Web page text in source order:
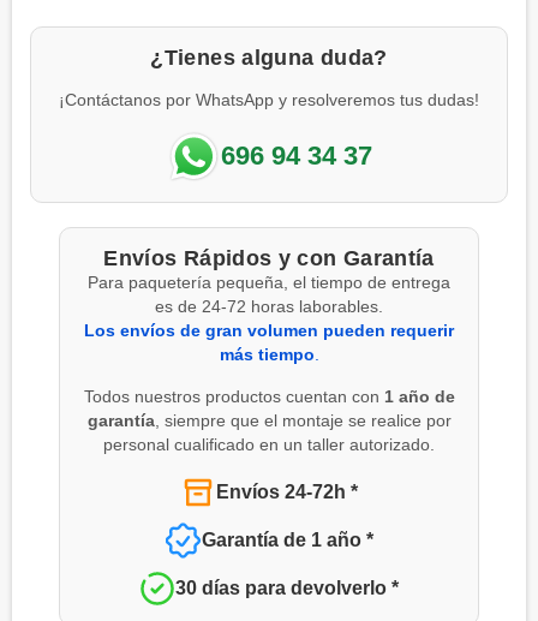
¿Tienes alguna duda?
¡Contáctanos por WhatsApp y resolveremos tus dudas!
696 94 34 37
Envíos Rápidos y con Garantía
Para paquetería pequeña, el tiempo de entrega
es de 24-72 horas laborables.
Los envíos de gran volumen pueden requerir
más tiempo
Todos nuestros productos cuentan con 1 año de
garantía, siempre que el montaje se realice por
personal cualificado en un taller autorizado.
Envíos 24-72h *
Garantía de 1 año *
30 días para devolverlo *